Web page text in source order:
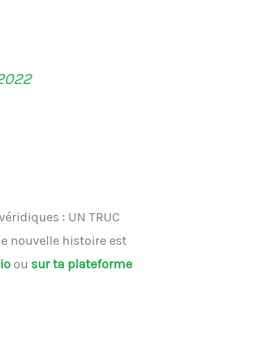
: UN TRUC
nouvelle histoire est
ou sur ta plateforme